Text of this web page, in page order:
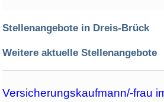
Stellenangebote in Dreis-Brück
Weitere aktuelle Stellenangebote
Versicherungskaufmann/-frau